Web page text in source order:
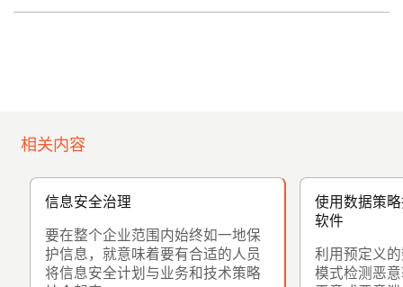
相关内容
信息安全治理
要在整个企业范围内始终如一地保
护信息，就意味着要有合适的人员
将信息安全计划与业务和技术策略
使用数据策
软件
利用预定义
模式检测恶